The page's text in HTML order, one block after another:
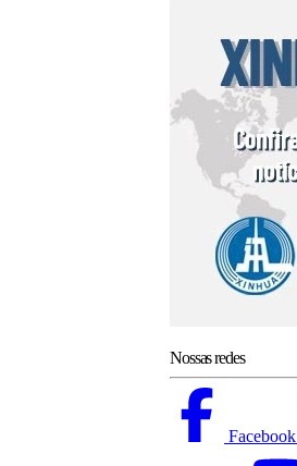
Nossas redes
Facebook